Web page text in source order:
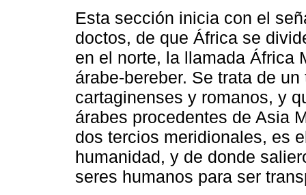
Esta sección inicia con el
doctos, de que África se
en el norte, la llamada África
árabe-bereber. Se trata de
cartaginenses y romanos, y
árabes procedentes de Asia
dos tercios meridionales, es
humanidad, y de donde
seres humanos para ser